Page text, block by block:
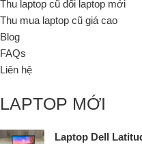
Thu laptop cũ đổi laptop mới
Thu mua laptop cũ giá cao
Blog
FAQs
Liên hệ
LAPTOP MỚI
Laptop Dell